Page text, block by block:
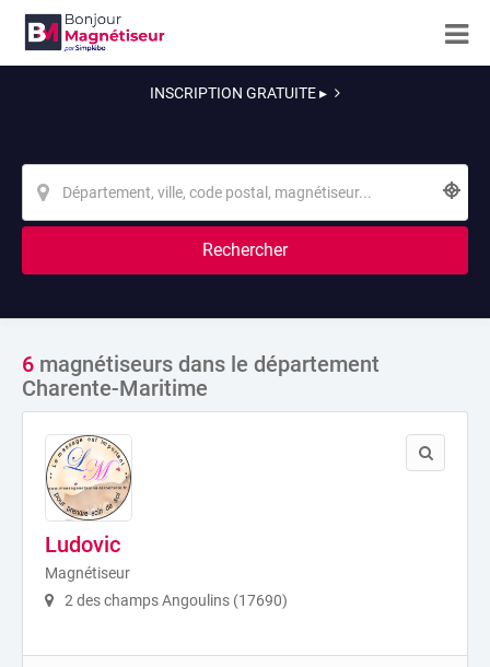
INSCRIPTION GRATUITE ▸
Rechercher
6 magnétiseurs dans le département
Charente-Maritime
Ludovic
Magnétiseur
2 des champs Angoulins (17690)